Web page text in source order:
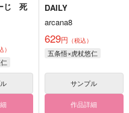
じ 死
）
DAILY
arcana8
629円 （税込）
五条悟×虎杖悠仁
サンプル
作品詳細